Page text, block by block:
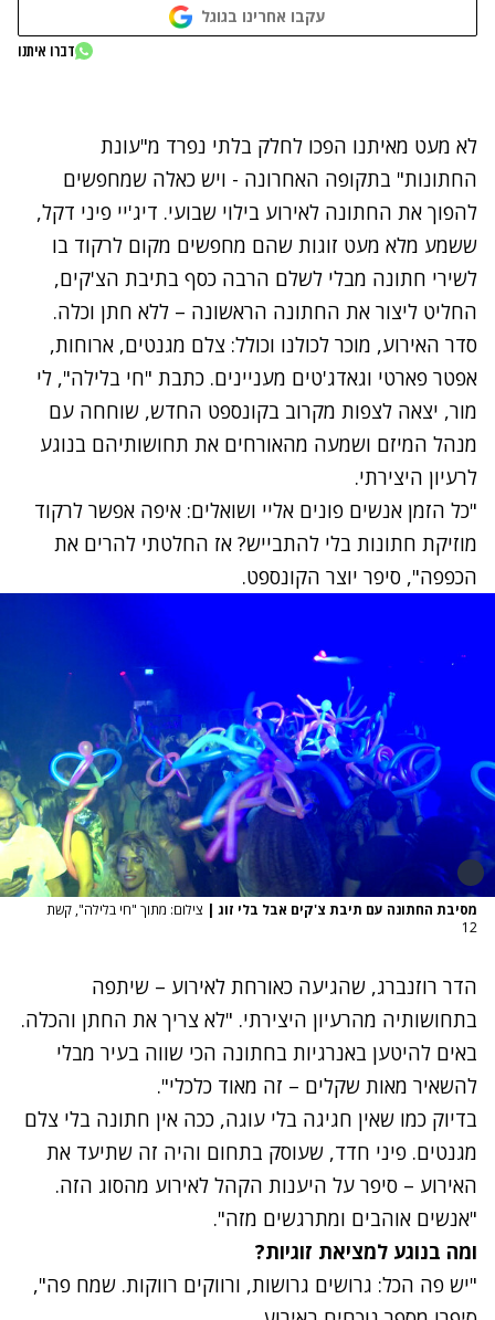
עקבו אחרינו בגוגל
נתקלנו בבעיה
דברו איתנו
לא מעט מאיתנו הפכו לחלק בלתי נפרד מ"עונת
החתונות" בתקופה האחרונה - ויש כאלה שמחפשים
להפוך את החתונה לאירוע בילוי שבועי. דיג'יי פיני דקל,
ששמע מלא מעט זוגות שהם מחפשים מקום לרקוד בו
לשירי חתונה מבלי לשלם הרבה כסף בתיבת הצ'קים,
החליט ליצור את החתונה הראשונה – ללא חתן וכלה.
סדר האירוע, מוכר לכולנו וכולל: צלם מגנטים, ארוחות,
אפטר פארטי וגאדג'טים מעניינים. כתבת "חי בלילה", לי
מור, יצאה לצפות מקרוב בקונספט החדש, שוחחה עם
מנהל המיזם ושמעה מהאורחים את תחושותיהם בנוגע
לרעיון היצירתי.
"כל הזמן אנשים פונים אליי ושואלים: איפה אפשר לרקוד
מוזיקת חתונות בלי להתבייש? אז החלטתי להרים את
הכפפה", סיפר יוצר הקונספט.
מסיבת החתונה עם תיבת צ'קים אבל בלי זוג | צילום: מתוך "חי בלילה", קשת
12
הדר רוזנברג, שהגיעה כאורחת לאירוע – שיתפה
בתחושותיה מהרעיון היצירתי. "לא צריך את החתן והכלה.
באים להיטען באנרגיות בחתונה הכי שווה בעיר מבלי
להשאיר מאות שקלים – זה מאוד כלכלי".
בדיוק כמו שאין חגיגה בלי עוגה, ככה אין חתונה בלי צלם
מגנטים. פיני חדד, שעוסק בתחום והיה זה שתיעד את
האירוע – סיפר על היענות הקהל לאירוע מהסוג הזה.
"אנשים אוהבים ומתרגשים מזה".
ומה בנוגע למציאת זוגיות?
"יש פה הכל: גרושים גרושות, ורווקים רווקות. שמח פה",